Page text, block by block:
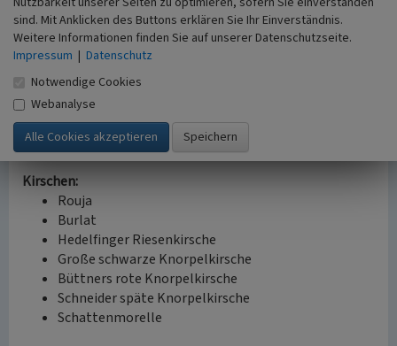
Zwetschgen/Pflaumen:
Ontario-Pflaume
Hauszwetschge
Nancy-Mirabelle
Anna Spät Zwetschge
Wangenheims Frühzwetschge
Bühler Frühzwetschge
Kirschen:
Rouja
Burlat
Hedelfinger Riesenkirsche
Große schwarze Knorpelkirsche
Büttners rote Knorpelkirsche
Schneider späte Knorpelkirsche
Schattenmorelle
sind. Mit Anklicken des Buttons erklären Sie Ihr Einverständnis.
Weitere Informationen finden Sie auf unserer Datenschutzseite.
Impressum | Datenschutz
Notwendige Cookies
Webanalyse